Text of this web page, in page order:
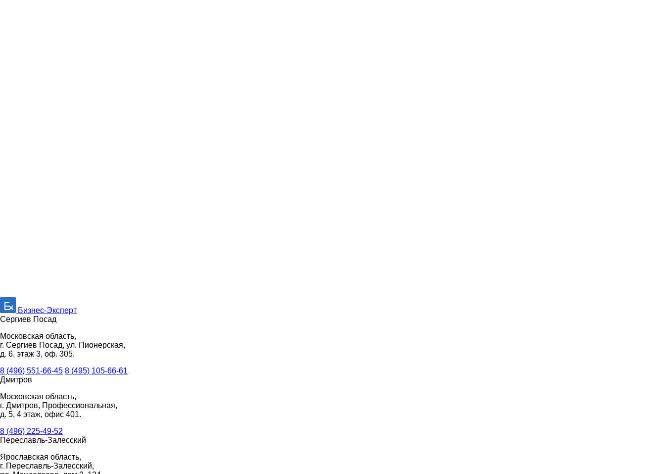
Бизнес-Эксперт
Сергиев Посад
Московская область,
г. Сергиев Посад, ул. Пионерская,
д. 6, этаж 3, оф. 305.
8 (496) 551-66-45 8 (495) 105-66-61
Дмитров
Московская область,
г. Дмитров, Профессиональная,
д. 5, 4 этаж, офис 401.
8 (496) 225-49-52
Переславль-Залесский
Ярославская область,
г. Переславль-Залесский,